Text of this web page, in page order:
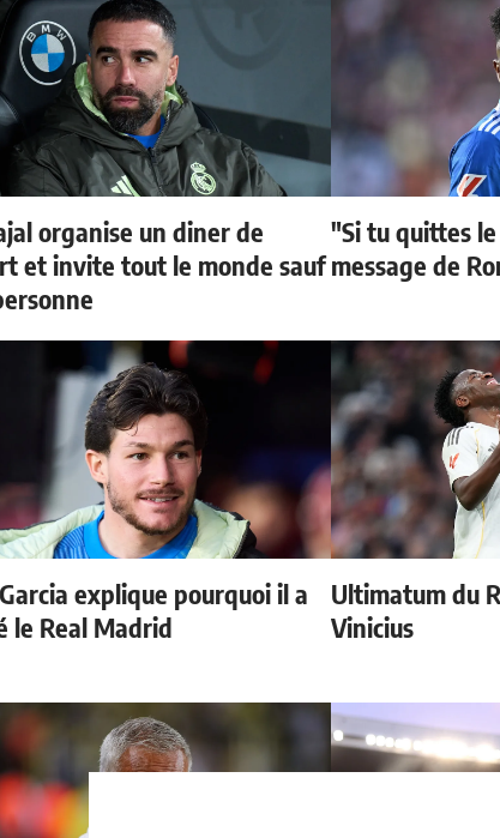
organise un diner de
et invite tout le monde sauf
"Si tu quittes le
message de
explique pourquoi il a
le Real Madrid
Ultimatum du
Vinicius